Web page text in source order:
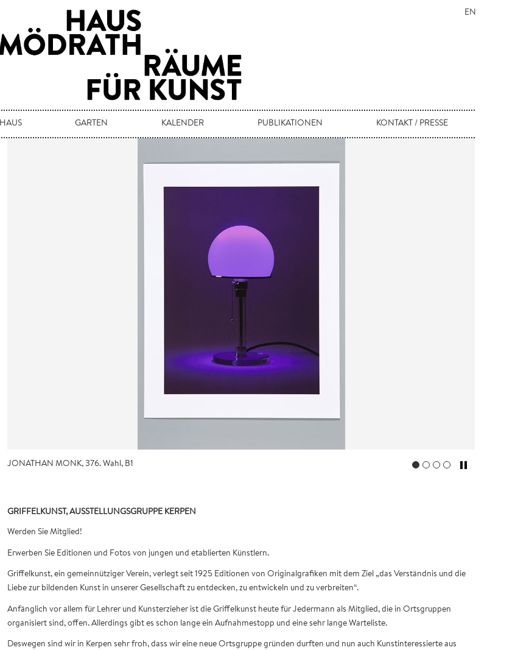
EN
HAUS GARTEN KALENDER PUBLIKATIONEN KONTAKT / PRESSE
JONATHAN MONK, 376. Wahl, B1
GRIFFELKUNST, AUSSTELLUNGSGRUPPE KERPEN
Werden Sie Mitglied!
Erwerben Sie Editionen und Fotos von jungen und etablierten Künstlern.
Griffelkunst, ein gemeinnütziger Verein, verlegt seit 1925 Editionen von Originalgrafiken mit dem Ziel „das Verständnis und die
Liebe zur bildenden Kunst in unserer Gesellschaft zu entdecken, zu entwickeln und zu verbreiten“.
Anfänglich vor allem für Lehrer und Kunsterzieher ist die Griffelkunst heute für Jedermann als Mitglied, die in Ortsgruppen
organisiert sind, offen. Allerdings gibt es schon lange ein Aufnahmestopp und eine sehr lange Warteliste.
Deswegen sind wir in Kerpen sehr froh, dass wir eine neue Ortsgruppe gründen durften und nun auch Kunstinteressierte aus